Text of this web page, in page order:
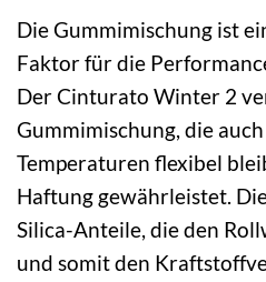
Die Gummimischung ist
Faktor für die
Der Cinturato Winter 2
Gummimischung, die
Temperaturen flexibel
Haftung gewährleistet.
Silica-Anteile, die den
und somit den